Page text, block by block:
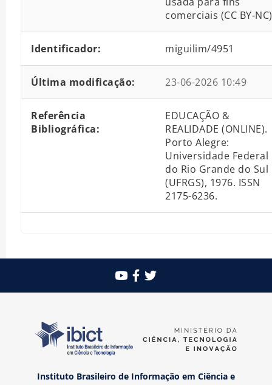
comerciais (CC BY-NC)
Identificador: miguilim/4951
Última modificação: 23-06-2026 10:49
Referência
Bibliográfica:
EDUCAÇÃO &
REALIDADE (ONLINE).
Porto Alegre:
Universidade Federal
do Rio Grande do Sul
(UFRGS), 1976. ISSN
2175-6236.
Instituto Brasileiro de Informação em Ciência e